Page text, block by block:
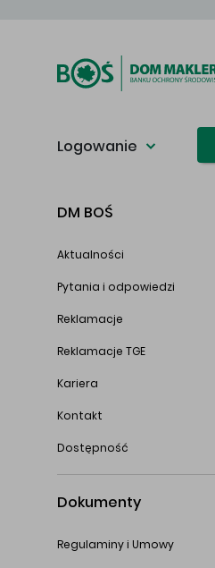
Logowanie
DM BOŚ
Aktualności
Pytania i odpowiedzi
Reklamacje
Reklamacje TGE
Kariera
Kontakt
Dostępność
Dokumenty
Regulaminy i Umowy